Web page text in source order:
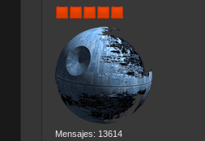
Mensajes: 13614